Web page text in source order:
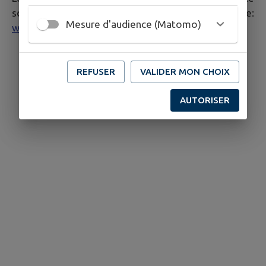
sont consultables à l'adresse suivante:
www.gueberschwihr.alsace/cgu
Mesure d'audience (Matomo)
REFUSER VALIDER MON CHOIX
AUTORISER